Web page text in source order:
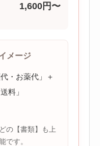
1,600円〜
メージ
・お薬代」＋
料」
の【書類】も上
です。